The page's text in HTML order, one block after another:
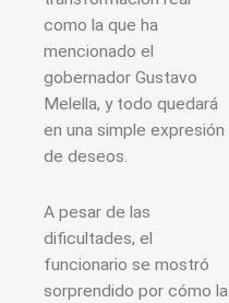
como la que ha
mencionado el
gobernador Gustavo
Melella, y todo quedará
en una simple expresión
de deseos.
A pesar de las
dificultades, el
funcionario se mostró
sorprendido por cómo la